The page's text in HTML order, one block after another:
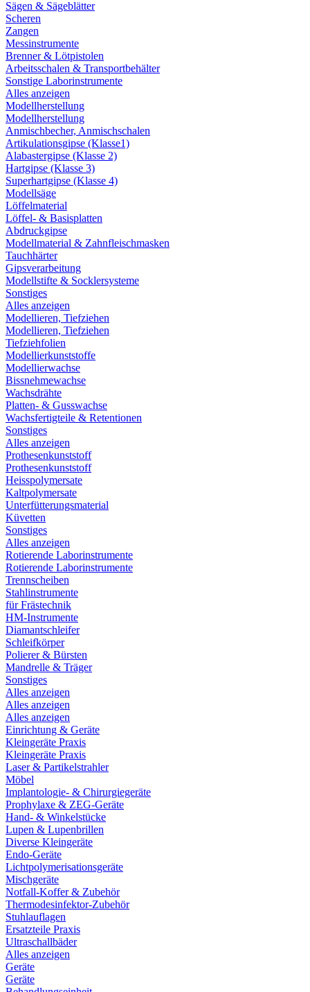
Sägen & Sägeblätter
Scheren
Zangen
Messinstrumente
Brenner & Lötpistolen
Arbeitsschalen & Transportbehälter
Sonstige Laborinstrumente
Alles anzeigen
Modellherstellung
Modellherstellung
Anmischbecher, Anmischschalen
Artikulationsgipse (Klasse1)
Alabastergipse (Klasse 2)
Hartgipse (Klasse 3)
Superhartgipse (Klasse 4)
Modellsäge
Löffelmaterial
Löffel- & Basisplatten
Abdruckgipse
Modellmaterial & Zahnfleischmasken
Tauchhärter
Gipsverarbeitung
Modellstifte & Socklersysteme
Sonstiges
Alles anzeigen
Modellieren, Tiefziehen
Modellieren, Tiefziehen
Tiefziehfolien
Modellierkunststoffe
Modellierwachse
Bissnehmewachse
Wachsdrähte
Platten- & Gusswachse
Wachsfertigteile & Retentionen
Sonstiges
Alles anzeigen
Prothesenkunststoff
Prothesenkunststoff
Heisspolymersate
Kaltpolymersate
Unterfütterungsmaterial
Küvetten
Sonstiges
Alles anzeigen
Rotierende Laborinstrumente
Rotierende Laborinstrumente
Trennscheiben
Stahlinstrumente
für Frästechnik
HM-Instrumente
Diamantschleifer
Schleifkörper
Polierer & Bürsten
Mandrelle & Träger
Sonstiges
Alles anzeigen
Alles anzeigen
Alles anzeigen
Einrichtung & Geräte
Kleingeräte Praxis
Kleingeräte Praxis
Laser & Partikelstrahler
Möbel
Implantologie- & Chirurgiegeräte
Prophylaxe & ZEG-Geräte
Hand- & Winkelstücke
Lupen & Lupenbrillen
Diverse Kleingeräte
Endo-Geräte
Lichtpolymerisationsgeräte
Mischgeräte
Notfall-Koffer & Zubehör
Thermodesinfektor-Zubehör
Stuhlauflagen
Ersatzteile Praxis
Ultraschallbäder
Alles anzeigen
Geräte
Geräte